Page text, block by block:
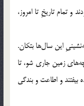
و تمام تاریخِ تا امروز،
این سال‌ها بتکان.
زمین جاری شو، تا
و اطاعت و بندگی